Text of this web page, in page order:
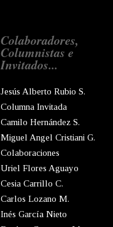
Colaboradores,
Columnistas e
Invitados...
Jesús Alberto Rubio S.
Columna Invitada
Camilo Hernández S.
Miguel Angel Cristiani G.
Colaboraciones
Uriel Flores Aguayo
Cesia Carrillo C.
Carlos Lozano M.
Inés García Nieto